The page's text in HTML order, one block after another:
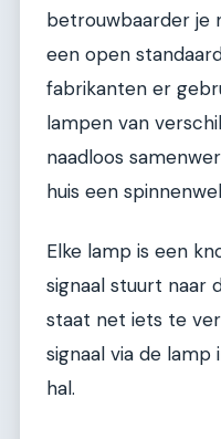
betrouwbaarder je
een open
fabrikanten er
lampen van
naadloos
huis een
Elke lamp is een
signaal stuurt naar
staat net iets te
signaal via de
hal.